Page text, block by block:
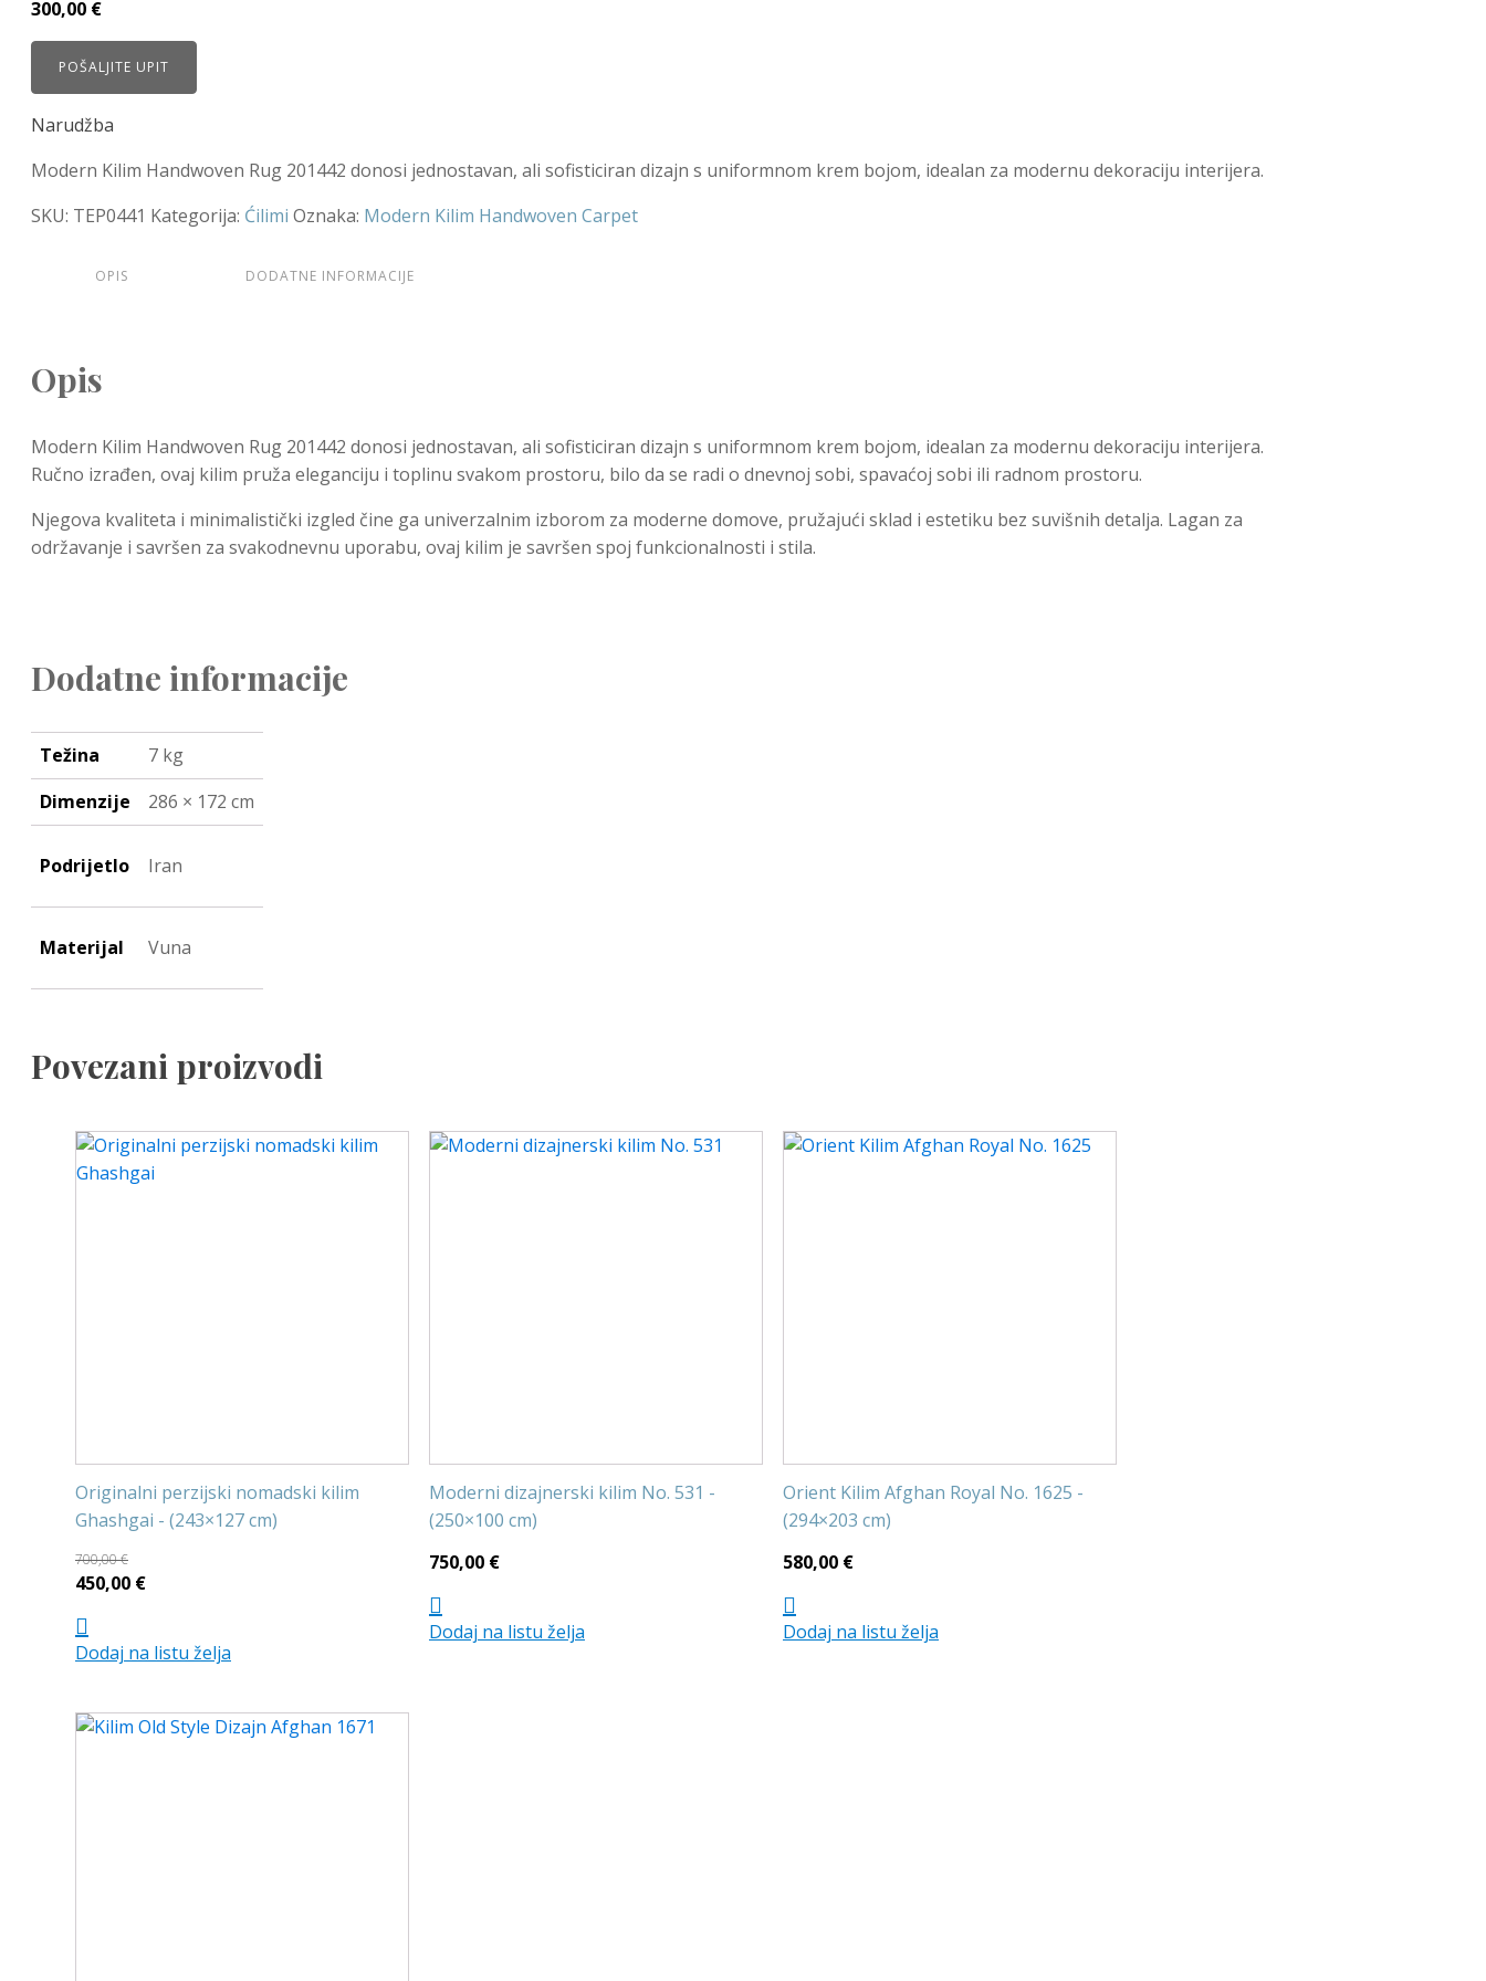
300,00 €
POŠALJITE UPIT
Narudžba
Modern Kilim Handwoven Rug 201442 donosi jednostavan, ali sofisticiran dizajn s uniformnom krem bojom, idealan za modernu dekoraciju interijera.
SKU: TEP0441 Kategorija: Ćilimi Oznaka: Modern Kilim Handwoven Carpet
OPIS DODATNE INFORMACIJE
Opis
Modern Kilim Handwoven Rug 201442 donosi jednostavan, ali sofisticiran dizajn s uniformnom krem bojom, idealan za modernu dekoraciju interijera.
Ručno izrađen, ovaj kilim pruža eleganciju i toplinu svakom prostoru, bilo da se radi o dnevnoj sobi, spavaćoj sobi ili radnom prostoru.
Njegova kvaliteta i minimalistički izgled čine ga univerzalnim izborom za moderne domove, pružajući sklad i estetiku bez suvišnih detalja. Lagan za
održavanje i savršen za svakodnevnu uporabu, ovaj kilim je savršen spoj funkcionalnosti i stila.
Dodatne informacije
Težina
7 kg
Dimenzije
286 × 172 cm
Podrijetlo Iran
Materijal Vuna
Povezani proizvodi
Originalni perzijski nomadski kilim
Ghashgai - (243×127 cm)
700,00€
Izvorna
bila
je:
450,00 €Trenutna
450,00 €.
Dodaj na listu želja
Moderni dizajnerski kilim No. 531 -
(250×100 cm)
750,00 €
Dodaj na listu želja
Orient Kilim Afghan Royal No. 1625 -
(294×203 cm)
580,00 €
Dodaj na listu želja